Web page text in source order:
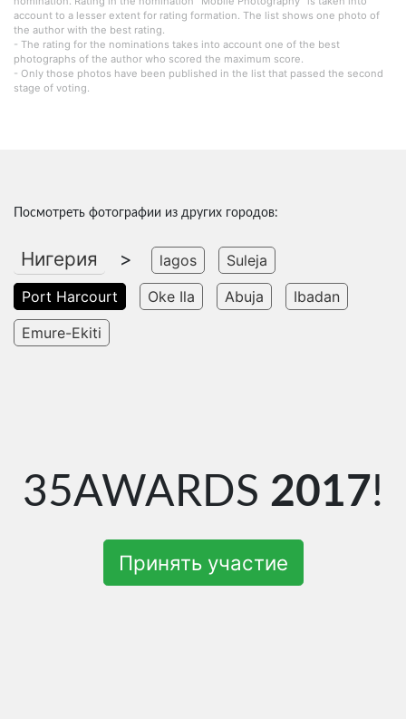
account to a lesser extent for rating formation. The list shows one photo of
the author with the best rating.
- The rating for the nominations takes into account one of the best
photographs of the author who scored the maximum score.
- Only those photos have been published in the list that passed the second
stage of voting.
Посмотреть фотографии из других городов:
Нигерия > lagos
Suleja
Port Harcourt
Oke Ila Abuja
Ibadan
Emure-Ekiti
35AWARDS 2017!
Принять участие